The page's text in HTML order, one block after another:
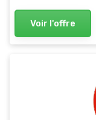
Voir l'offre